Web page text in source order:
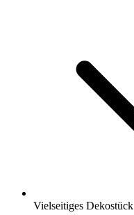
Vielseitiges Dekostück